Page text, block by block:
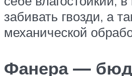
забивать гвозди, а
механической
Фанера —